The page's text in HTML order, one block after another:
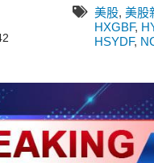
美股, 美股
HXGBF,
HSYDF,